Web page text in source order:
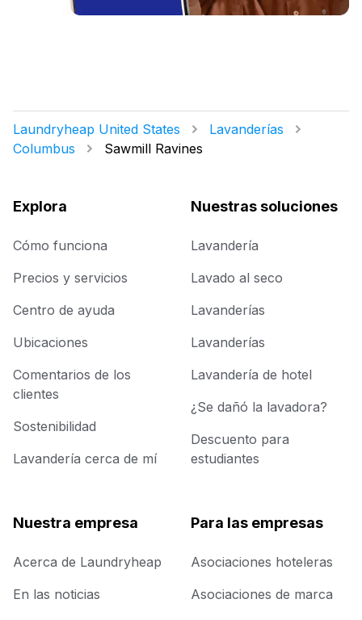
Laundryheap United States
Lavanderías
Columbus
Sawmill Ravines
Explora
Cómo funciona
Precios y servicios
Centro de ayuda
Ubicaciones
Comentarios de los
clientes
Sostenibilidad
Lavandería cerca de mí
Nuestras soluciones
Lavandería
Lavado al seco
Lavanderías
Lavanderías
Lavandería de hotel
¿Se dañó la lavadora?
Descuento para
estudiantes
Nuestra empresa
Acerca de Laundryheap
En las noticias
Para las empresas
Asociaciones hoteleras
Asociaciones de marca